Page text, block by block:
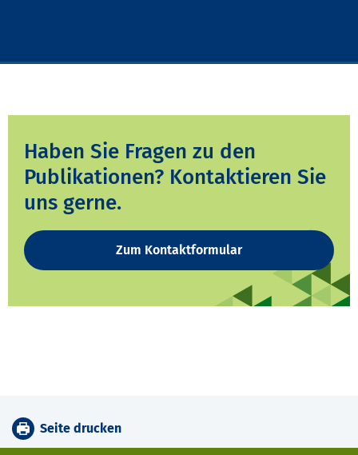
Haben Sie Fragen zu den
Publikationen? Kontaktieren Sie
uns gerne.
Zum Kontaktformular
Seite drucken